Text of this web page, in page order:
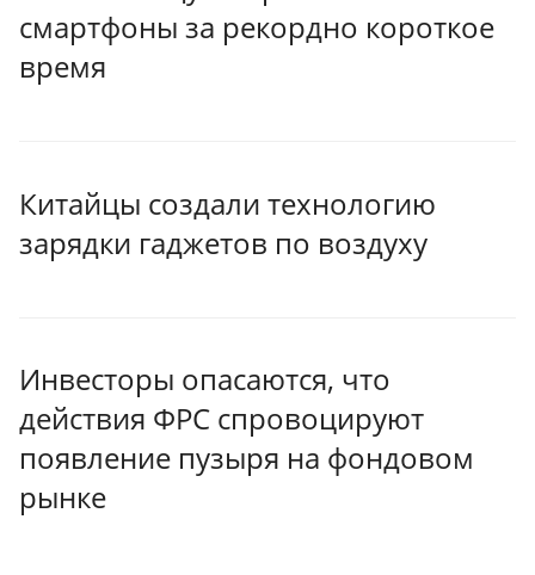
смартфоны за рекордно короткое
время
Китайцы создали технологию
зарядки гаджетов по воздуху
Инвесторы опасаются, что
действия ФРС спровоцируют
появление пузыря на фондовом
рынке